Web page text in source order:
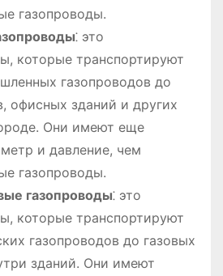
газопроводы.
⁚ это
которые транспортируют
газопроводов до
офисных зданий и других
Они имеют еще
и давление, чем
газопроводы.
газопроводы⁚ это
которые транспортируют
газопроводов до газовых
зданий. Они имеют